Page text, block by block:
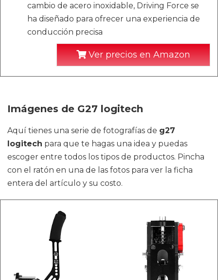
cambio de acero inoxidable, Driving Force se
ha diseñado para ofrecer una experiencia de
conducción precisa
Ver precios en Amazon
Imágenes de G27 logitech
Aquí tienes una serie de fotografías de g27
logitech para que te hagas una idea y puedas
escoger entre todos los tipos de productos. Pincha
con el ratón en una de las fotos para ver la ficha
entera del artículo y su costo.